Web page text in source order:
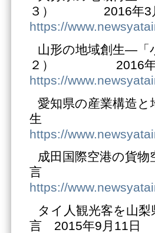
３） 2016年3月
https://
山形の地域創生―「
２） 2016年1
https://
愛知県の産業構造と
生 2015
https://
成田国際空港の貨物
言 2015
https://
タイ人観光客を山
言 2015年9月11日